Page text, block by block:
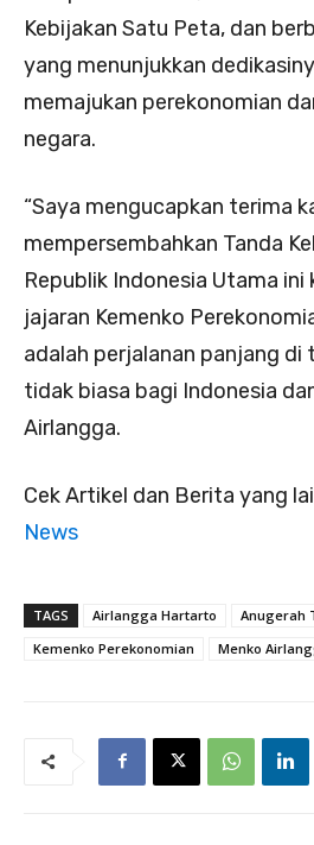
Kebijakan Satu Peta, dan
yang menunjukkan
memajukan perekonomian
negara.
“Saya mengucapkan terima
mempersembahkan Tanda
Republik Indonesia Utama ini
jajaran Kemenko
adalah perjalanan panjang di
tidak biasa bagi Indonesia
Airlangga.
Cek Artikel dan Berita yang
News
TAGS Airlangga Hartarto
Anugerah
Kemenko Perekonomian
Menko